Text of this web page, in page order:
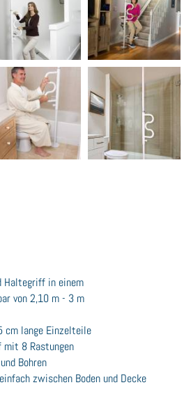
Haltegriff in einem
von 2,10 m - 3 m
cm lange Einzelteile
mit 8 Rastungen
Bohren
zwischen Boden und Decke